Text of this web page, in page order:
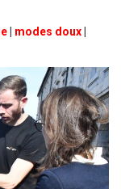
modes doux